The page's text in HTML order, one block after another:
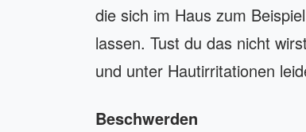
die sich im Haus zum
lassen. Tust du das nicht
und unter Hautirritationen
Beschwerden